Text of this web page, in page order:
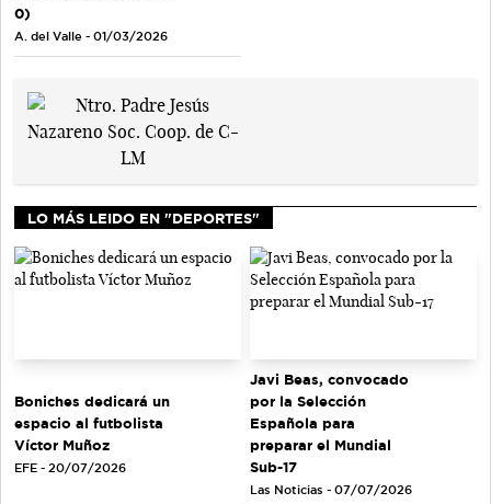
0)
A. del Valle - 01/03/2026
LO MÁS LEIDO EN "DEPORTES"
Boniches dedicará un
espacio al futbolista
Víctor Muñoz
EFE - 20/07/2026
Javi Beas, convocado
por la Selección
Española para
preparar el Mundial
Sub-17
Las Noticias - 07/07/2026